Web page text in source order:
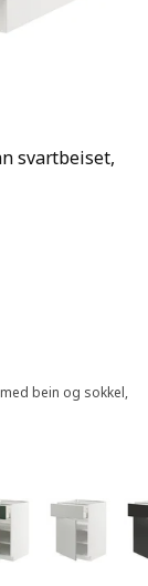
svartbeiset,
5
bein og sokkel,